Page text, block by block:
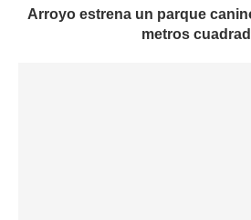
Arroyo estrena un parque
metros